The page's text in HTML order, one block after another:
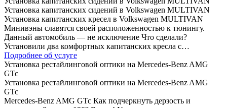
Установка капитанских сидений в Volkswagen MULTIVAN
Установка капитанских кресел в Volkswagen MULTIVAN
Минивэны славятся своей расположенностью к тюнингу.
Данный автомобиль — не исключение Что сделали?
Установили два комфортных капитанских кресла с…
Подробнее об услуге
Установка рестайлинговой оптики на Mercedes-Benz AMG
GTc
Установка рестайлинговой оптики на Mercedes-Benz AMG
GTc
Mercedes-Benz AMG GTc Как подчеркнуть дерзость и